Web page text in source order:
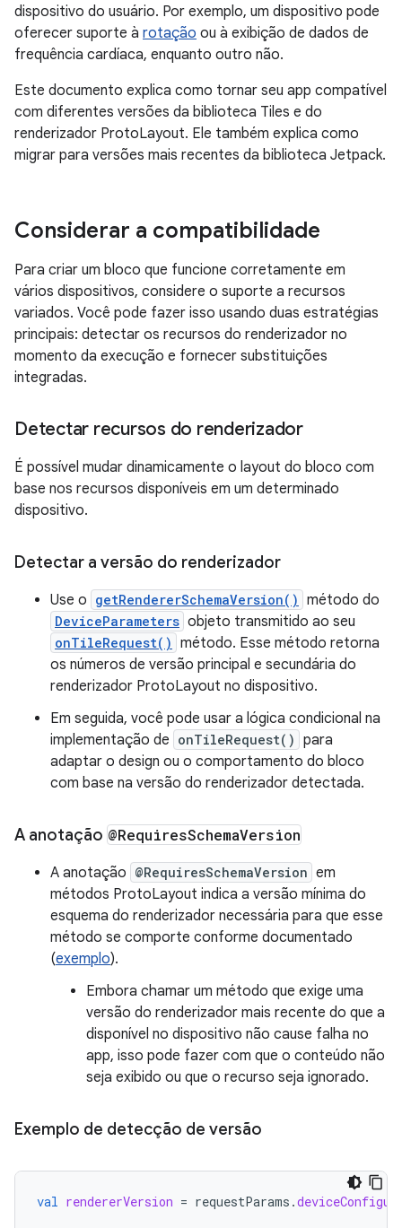
dispositivo do usuário. Por exemplo, um dispositivo pode
oferecer suporte à rotação ou à exibição de dados de
frequência cardíaca, enquanto outro não.
Este documento explica como tornar seu app compatível
com diferentes versões da biblioteca Tiles e do
renderizador ProtoLayout. Ele também explica como
migrar para versões mais recentes da biblioteca Jetpack.
Considerar a compatibilidade
Para criar um bloco que funcione corretamente em
vários dispositivos, considere o suporte a recursos
variados. Você pode fazer isso usando duas estratégias
principais: detectar os recursos do renderizador no
momento da execução e fornecer substituições
integradas.
Detectar recursos do renderizador
É possível mudar dinamicamente o layout do bloco com
base nos recursos disponíveis em um determinado
dispositivo.
Detectar a versão do renderizador
Use o getRendererSchemaVersion() método do
DeviceParameters objeto transmitido ao seu
onTileRequest() método. Esse método retorna
os números de versão principal e secundária do
renderizador ProtoLayout no dispositivo.
Em seguida, você pode usar a lógica condicional na
implementação de onTileRequest() para
adaptar o design ou o comportamento do bloco
com base na versão do renderizador detectada.
A anotação @RequiresSchemaVersion
A anotação @RequiresSchemaVersion em
métodos ProtoLayout indica a versão mínima do
esquema do renderizador necessária para que esse
método se comporte conforme documentado
(exemplo).
Embora chamar um método que exige uma
versão do renderizador mais recente do que a
disponível no dispositivo não cause falha no
app, isso pode fazer com que o conteúdo não
seja exibido ou que o recurso seja ignorado.
Exemplo de detecção de versão
val rendererVersion = requestParams .